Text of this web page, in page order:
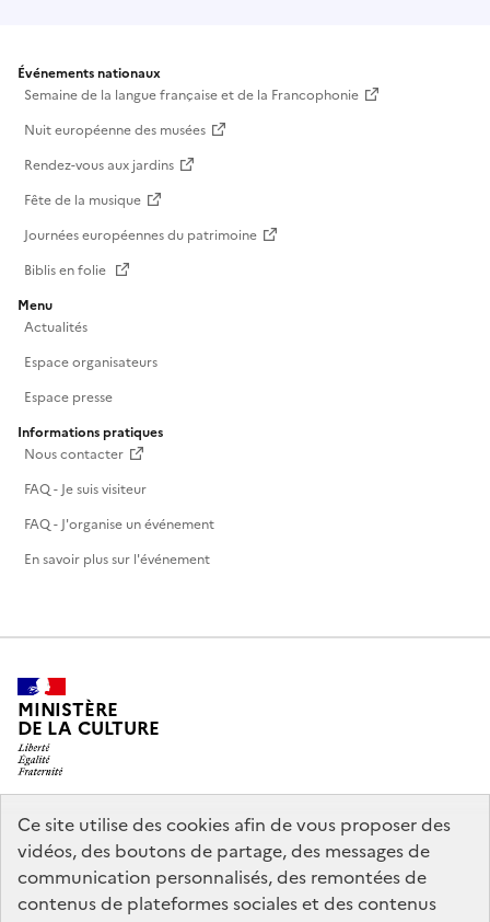
Ce site utilise des cookies afin de vous proposer des
vidéos, des boutons de partage, des messages de
communication personnalisés, des remontées de
contenus de plateformes sociales et des contenus
Événements nationaux
Semaine de la langue française et de la Francophonie
Nuit européenne des musées
Rendez-vous aux jardins
Fête de la musique
Journées européennes du patrimoine
Biblis en folie
Menu
Actualités
Espace organisateurs
Espace presse
Informations pratiques
Nous contacter
FAQ - Je suis visiteur
FAQ - J'organise un événement
En savoir plus sur l'événement
MINISTÈRE
DE LA CULTURE
legifrance.gouv.fr
info.gouv.fr
service-public.gouv.fr
data.gouv.fr